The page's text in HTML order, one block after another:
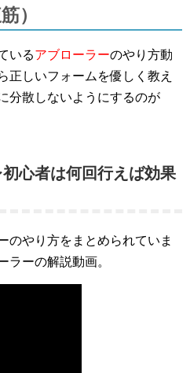
）
いるアブローラーのやり方動
正しいフォームを優しく教え
分散しないようにするのが
心者は何回行えば効果
のやり方をまとめられていま
ーの解説動画。